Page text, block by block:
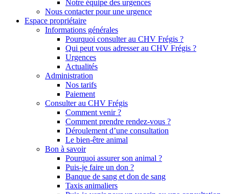
Notre équipe des urgences
Nous contacter pour une urgence
Espace propriétaire
Informations générales
Pourquoi consulter au CHV Frégis ?
Qui peut vous adresser au CHV Frégis ?
Urgences
Actualités
Administration
Nos tarifs
Paiement
Consulter au CHV Frégis
Comment venir ?
Comment prendre rendez-vous ?
Déroulement d’une consultation
Le bien-être animal
Bon à savoir
Pourquoi assurer son animal ?
Puis-je faire un don ?
Banque de sang et don de sang
Taxis animaliers